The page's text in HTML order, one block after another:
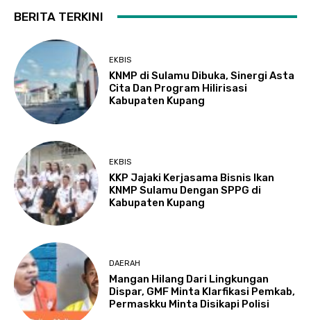
BERITA TERKINI
EKBIS
KNMP di Sulamu Dibuka, Sinergi Asta
Cita Dan Program Hilirisasi
Kabupaten Kupang
EKBIS
KKP Jajaki Kerjasama Bisnis Ikan
KNMP Sulamu Dengan SPPG di
Kabupaten Kupang
DAERAH
Mangan Hilang Dari Lingkungan
Dispar, GMF Minta Klarfikasi Pemkab,
Permaskku Minta Disikapi Polisi